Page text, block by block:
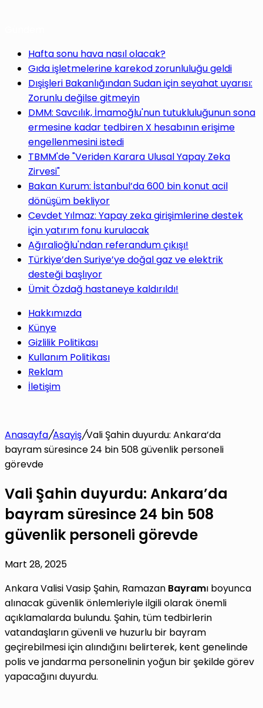
Hafta sonu hava nasıl olacak?
Gıda işletmelerine karekod zorunluluğu geldi
Dışişleri Bakanlığından Sudan için seyahat uyarısı:
Zorunlu değilse gitmeyin
DMM: Savcılık, İmamoğlu'nun tutukluluğunun sona
ermesine kadar tedbiren X hesabının erişime
engellenmesini istedi
TBMM'de "Veriden Karara Ulusal Yapay Zeka
Zirvesi"
Bakan Kurum: İstanbul’da 600 bin konut acil
dönüşüm bekliyor
Cevdet Yılmaz: Yapay zeka girişimlerine destek
için yatırım fonu kurulacak
Ağıralioğlu'ndan referandum çıkışı!
Türkiye’den Suriye’ye doğal gaz ve elektrik
desteği başlıyor
Ümit Özdağ hastaneye kaldırıldı!
Hakkımızda
Künye
Gizlilik Politikası
Kullanım Politikası
Reklam
İletişim
Anasayfa/Asayiş/Vali Şahin duyurdu: Ankara’da
bayram süresince 24 bin 508 güvenlik personeli
görevde
Vali Şahin duyurdu: Ankara’da
bayram süresince 24 bin 508
güvenlik personeli görevde
Mart 28, 2025
Ankara Valisi Vasip Şahin, Ramazan Bayramı boyunca
alınacak güvenlik önlemleriyle ilgili olarak önemli
açıklamalarda bulundu. Şahin, tüm tedbirlerin
vatandaşların güvenli ve huzurlu bir bayram
geçirebilmesi için alındığını belirterek, kent genelinde
polis ve jandarma personelinin yoğun bir şekilde görev
yapacağını duyurdu.